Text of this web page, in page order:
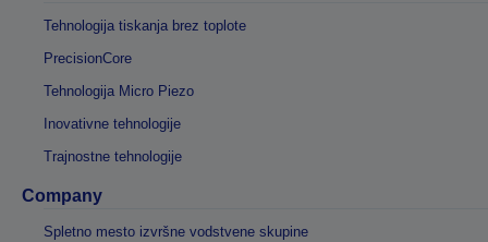
Tehnologija tiskanja brez toplote
PrecisionCore
Tehnologija Micro Piezo
Inovativne tehnologije
Trajnostne tehnologije
Company
Spletno mesto izvršne vodstvene skupine